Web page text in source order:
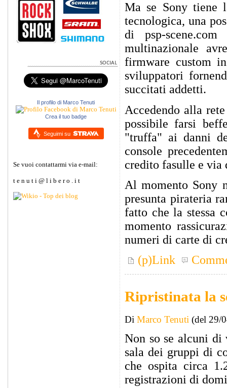
Il profilo di Marco Tenuti
Crea il tuo badge
Seguimi su
Se vuoi contattarmi via e-mail:
t e n u t i @ l i b e r o . i t
Ma se Sony tiene
tecnologica, una
di psp-
multinazionale
firmware custom
sviluppatori
succitati addetti.
Accedendo alla
possibile farsi
"truffa" ai danni
console
credito fasulle e via
Al momento Sony
presunta pirateria
fatto che la stessa
momento
numeri di carte di
(p)Link
Ripristinata la
Di Marco Tenuti (del 29/
Non so se alcuni di
sala dei gruppi di
che ospita circa
registrazioni di